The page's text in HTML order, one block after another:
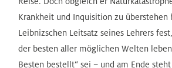
Krankheit und Inquisition zu überstehen
Leibnizschen Leitsatz seines Lehrers
der besten aller möglichen Welten
Besten bestellt“ sei – und am Ende